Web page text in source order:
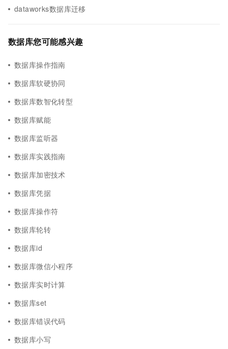
dataworks数据库迁移
数据库您可能感兴趣
数据库操作指南
数据库软硬协同
数据库数智化转型
数据库赋能
数据库监听器
数据库实践指南
数据库加密技术
数据库凭据
数据库操作符
数据库轮转
数据库id
数据库微信小程序
数据库实时计算
数据库set
数据库错误代码
数据库小写